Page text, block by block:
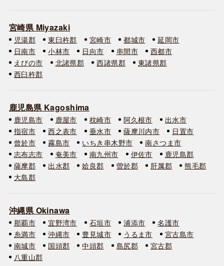
宮崎県 Miyazaki
児湯郡 東臼杵郡 宮崎市 都城市
延岡市
日南市
小林市 日向市 串間市
西都市
えびの市
北諸県郡 西諸県郡
東諸県郡
西臼杵郡
鹿児島県 Kagoshima
鹿児島市 鹿屋市 枕崎市 阿久根市
出水市
指宿市
西之表市 垂水市 薩摩川内市
日置市
曾於市
霧島市 いちき串木野市
南さつま市
志布志市
奄美市 南九州市 伊佐市
鹿児島郡
薩摩郡
出水郡 姶良郡 曽於郡 肝属郡
熊毛郡
大島郡
沖縄県 Okinawa
那覇市 宜野湾市 石垣市 浦添市
名護市
糸満市
沖縄市 豊見城市 うるま市
宮古島市
南城市
国頭郡 中頭郡 島尻郡
宮古郡
八重山郡